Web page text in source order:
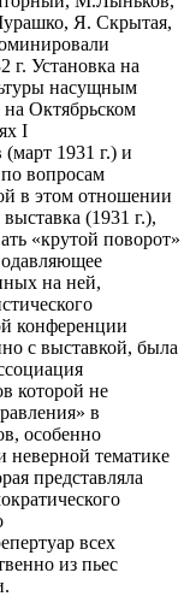
Я. Скрытая,
Установка на
насущным
на Октябрьском
I
(март 1931 г.) и
вопросам
в этом отношении
(1931 г.),
«крутой поворот»
на ней,
конференции
с выставкой, была
которой не
в
особенно
неверной тематике
представляла
всех
из пьес